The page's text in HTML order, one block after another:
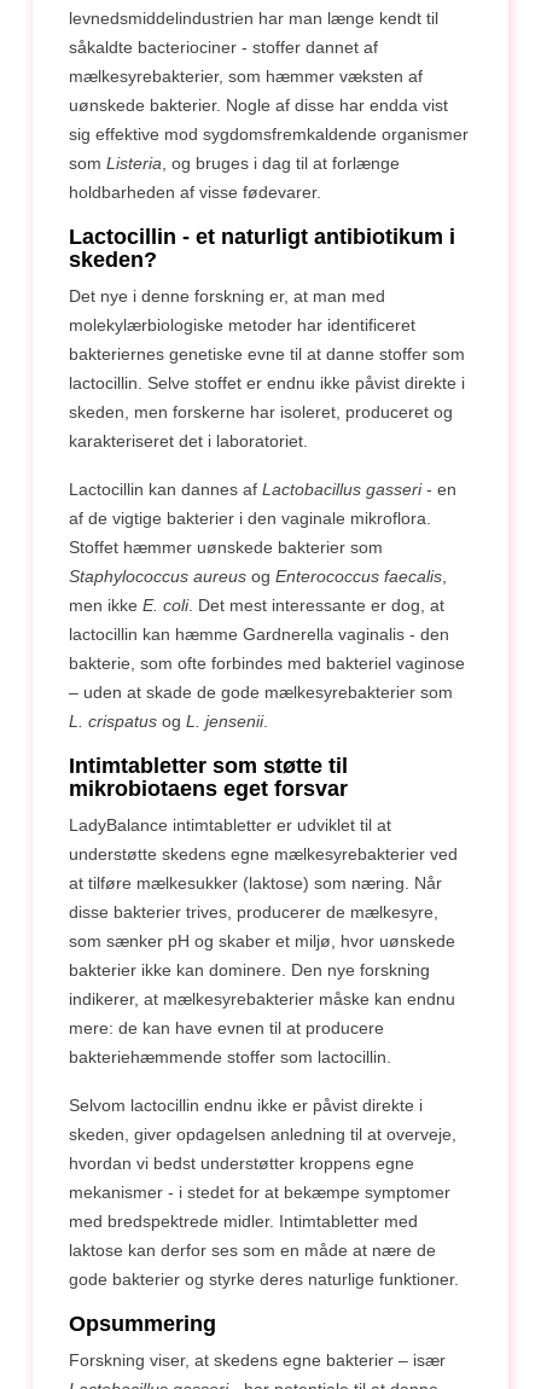
levnedsmiddelindustrien har man længe kendt til
såkaldte bacteriociner - stoffer dannet af
mælkesyrebakterier, som hæmmer væksten af
uønskede bakterier. Nogle af disse har endda vist
sig effektive mod sygdomsfremkaldende organismer
somListeria , og bruges i dag til at forlænge
holdbarheden af visse fødevarer.
Lactocillin - et naturligt antibiotikum i
skeden?
Det nye i denne forskning er, at man med
molekylærbiologiske metoder har identificeret
bakteriernes genetiske evne til at danne stoffer som
lactocillin. Selve stoffet er endnu ikke påvist direkte i
skeden, men forskerne har isoleret, produceret og
karakteriseret det i laboratoriet.
Lactocillin kan dannes afLactobacillus gasseri- en
af de vigtige bakterier i den vaginale mikroflora.
Stoffet hæmmer uønskede bakterier som
Staphylococcus aureus ogEnterococcus faecalis
men ikkeE. coli. Det mest interessante er dog, at
lactocillin kan hæmme Gardnerella vaginalis - den
bakterie, som ofte forbindes med bakteriel vaginose
– uden at skade de gode mælkesyrebakterier som
L. crispatus ogL. jensenii.
Intimtabletter som støtte til
mikrobiotaens eget forsvar
LadyBalance intimtabletter er udviklet til at
understøtte skedens egne mælkesyrebakterier ved
at tilføre mælkesukker (laktose) som næring. Når
disse bakterier trives, producerer de mælkesyre,
som sænker pH og skaber et miljø, hvor uønskede
bakterier ikke kan dominere. Den nye forskning
indikerer, at mælkesyrebakterier måske kan endnu
mere: de kan have evnen til at producere
bakteriehæmmende stoffer som lactocillin.
Selvom lactocillin endnu ikke er påvist direkte i
skeden, giver opdagelsen anledning til at overveje,
hvordan vi bedst understøtter kroppens egne
mekanismer - i stedet for at bekæmpe symptomer
med bredspektrede midler. Intimtabletter med
laktose kan derfor ses som en måde at nære de
gode bakterier og styrke deres naturlige funktioner.
Opsummering
Forskning viser, at skedens egne bakterier – især